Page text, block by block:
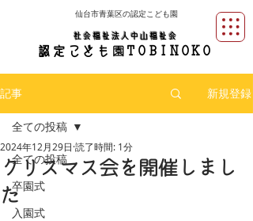
社会福祉法人中山福祉会
認定 こども ​園 TOBINOKO
仙台市青葉区の認定こども園
記事 新規登録
全ての投稿
卒園式
入園式
全ての投稿
クリスマス会を開催しまし
た
2024年12月29日 読了時間: 1分